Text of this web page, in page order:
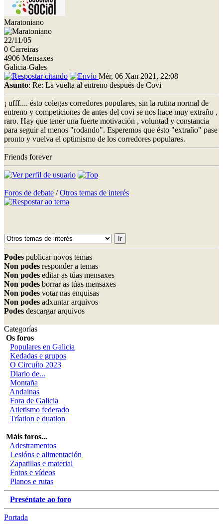
Maratoniano
22/11/05
0 Carreiras
4906 Mensaxes
Galicia-Gales
Mér, 06 Xan 2021, 22:08
Asunto: Re: La vuelta al entreno después de Covi
¡ ufff.... ésto colegas corredores populares, sin la rutina normal de
entreno y competiciones de antes del covi se nos hace muy extraño ,
raro. Hay que tener una fuerte motivación , voluntad y constancia
para seguir al menos "rodando". Esperemos que ésto "extraño" pase
pronto y vuelva el optimismo de los corredores populares.
Friends forever
Foros de debate /Otros temas de interés
Podes publicar novos temas
Non podes responder a temas
Non podes editar as túas mensaxes
Non podes borrar as túas mensaxes
Non podes votar nas enquisas
Non podes adxuntar arquivos
Podes descargar arquivos
Categorías
Os foros
Populares en Galicia
Kedadas e grupos
O Circuíto 2023
Diario de...
Montaña
Andainas
Fora de Galicia
Atletismo federado
Tríatlon e duatlon
Máis foros...
Adestramentos
Lesións e alimentación
Zapatillas e material
Fotos e vídeos
Planos e rutas
Preséntate ao foro
Portada